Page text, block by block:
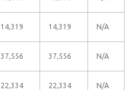
14,319 14,319 N/A
37,556 37,556 N/A
22,334 22,334 N/A